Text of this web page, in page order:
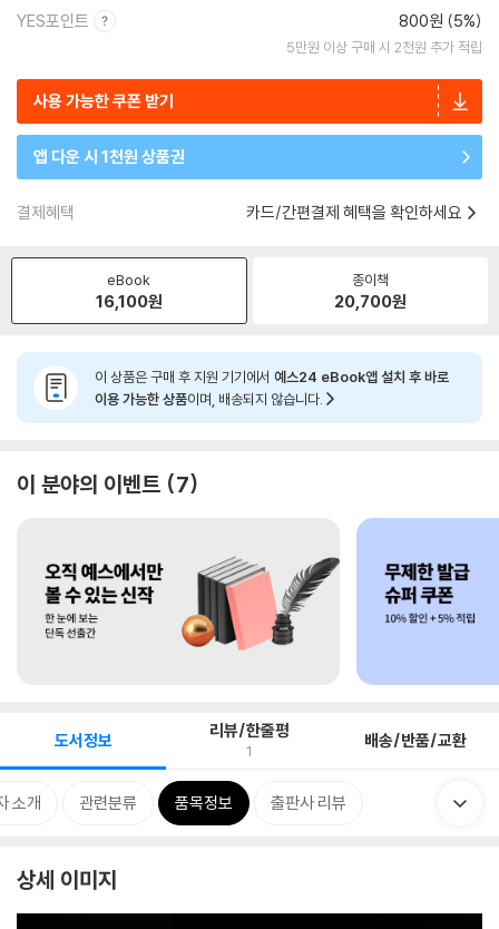
YES포인트 800원 (5%)
5만원 이상 구매 시 2천원 추가 적립
사용 가능한 쿠폰 받기
앱 다운 시 1천원 상품권
결제혜택 카드/간편결제 혜택을 확인하세요
eBook
16,100원
종이책
20,700원
이 상품은 구매 후 지원 기기에서 예스24 eBook앱 설치 후 바로
이용 가능한 상품이며, 배송되지 않습니다.
이 분야의 이벤트 7
도서정보 리뷰/한줄평
1 배송/반품/교환
소개 관련분류 품목정보 출판사 리뷰
상세 이미지